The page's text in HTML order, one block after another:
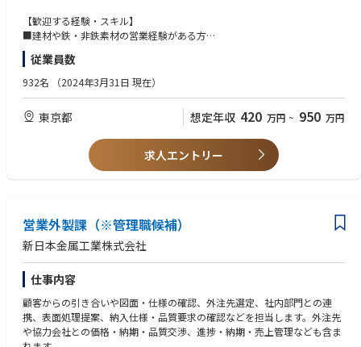
①形鋼製品・棒鋼製品の販売に関する基本方針の企画・立案、販売計画の
策定
③顧客ニーズの把握と顧客満足度向上、クレームへの対応等
④関連情報の収集
◎販売方法：店売(問屋向けに販売する)と紐付(最終ユーザーや加工業者に
本社 条鋼営業部
【歓迎する経験・スキル】
■建材や鉄・非鉄素材の営業経験がある方
【求める人物像】
■社内外の関係者と円滑にコミュニケーションをとれる方
従業員数
932名 （2024年3月31日 現在）
東京都 想定年収 420 万円 ~ 950 万円
求人エントリー
営業外製課（※管理職候補）
新日本金属工業株式会社
仕事内容
顧客からの引き合いや図面・仕様の確認、外注先選定、社内部門との連
携、表面処理提案、納入仕様・品質要求の確認などを担当します。外注先
や協力会社との価格・納期・品質交渉、進捗・納期・売上管理なども含ま